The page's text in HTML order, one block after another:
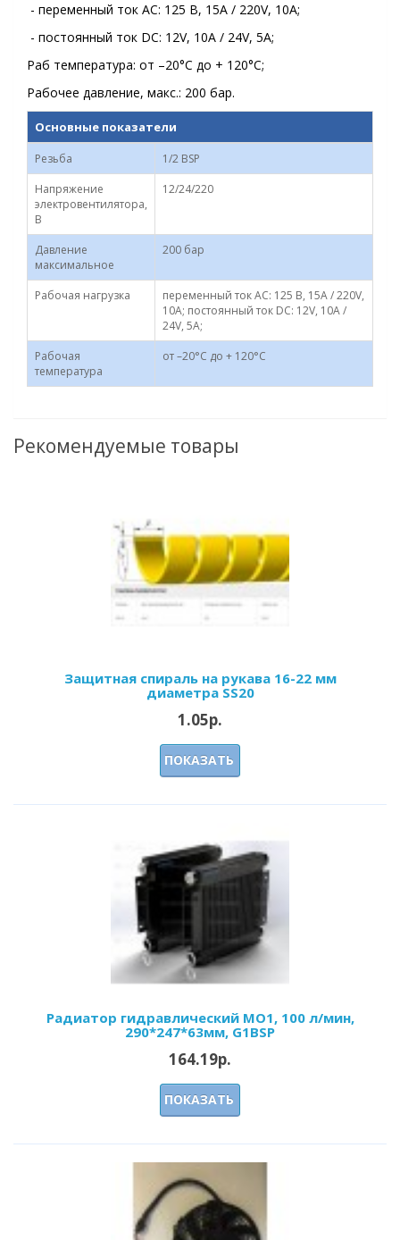
- переменный ток AC: 125 В, 15A / 220V, 10A;
- постоянный ток DC: 12V, 10A / 24V, 5A;
Раб температура: от –20°C до + 120°C;
Рабочее давление, макс.: 200 бар.
Основные показатели
Резьба
1/2 BSP
Напряжение
электровентилятора,
В
12/24/220
Давление
максимальное
200 бар
Рабочая нагрузка
переменный ток AC: 125 В, 15A / 220V,
10A; постоянный ток DC: 12V, 10A /
24V, 5A;
Рабочая
температура
от –20°C до + 120°C
Рекомендуемые товары
Защитная спираль на рукава 16-22 мм
диаметра SS20
1.05р.
ПОКАЗАТЬ
Радиатор гидравлический МО1, 100 л/мин,
290*247*63мм, G1BSP
164.19р.
ПОКАЗАТЬ